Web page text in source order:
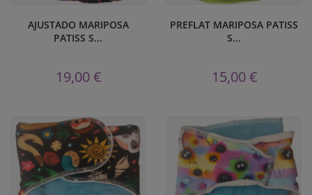
AJUSTADO MARIPOSA
PATISS S...
19,00 €
PREFLAT MARIPOSA PATISS
S...
15,00 €